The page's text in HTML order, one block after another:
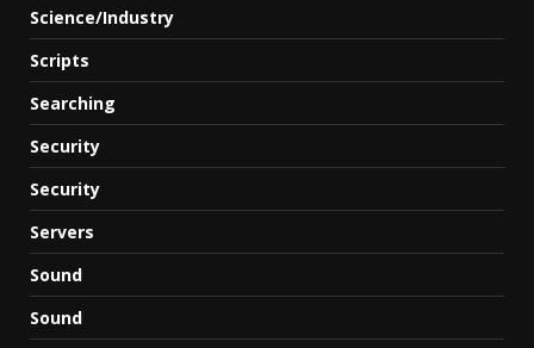
Science/Industry
Scripts
Searching
Security
Security
Servers
Sound
Sound